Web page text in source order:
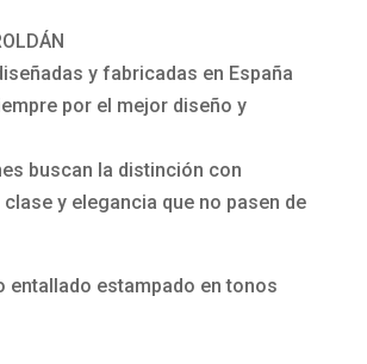
y fabricadas en España
por el mejor diseño y
buscan la distinción con
y elegancia que no pasen de
entallado estampado en tonos